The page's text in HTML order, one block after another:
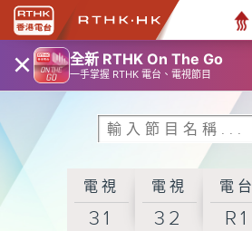
× 全新 RTHK On The Go
一手掌握 RTHK 電台、電視節目
電視
31
電視
32
電台
R1